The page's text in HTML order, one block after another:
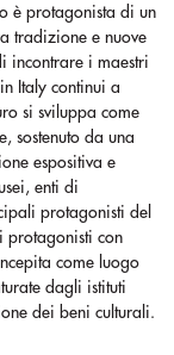
è protagonista di un
tradizione e nuove
incontrare i maestri
Italy continui a
si sviluppa come
sostenuto da una
espositiva e
enti di
protagonisti del
protagonisti con
come luogo
dagli istituti
dei beni culturali.